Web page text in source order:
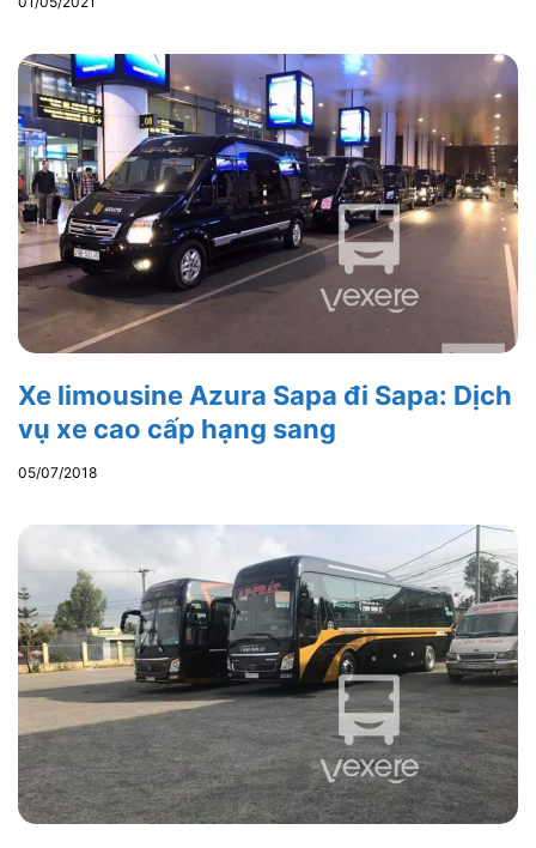
Xe limousine Azura Sapa đi Sapa: Dịch
vụ xe cao cấp hạng sang
05/07/2018